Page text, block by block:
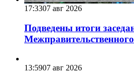
17:3307 авг 2026
Подведены итоги
Межправительственного
13:5907 авг 2026